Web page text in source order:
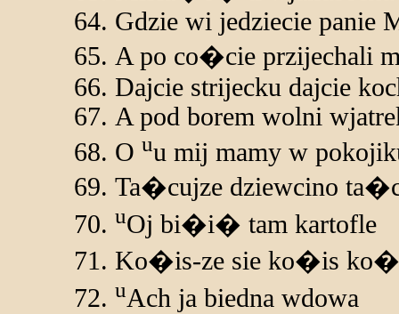
Gdzie wi jedziecie panie
A po co�cie przijechali
Dajcie strijecku dajcie
A pod borem wolni
O uu mij mamy w
Ta�cujze dziewcino
uOj bi�i� tam kartofle
Ko�is-ze sie ko�is
uAch ja biedna wdowa